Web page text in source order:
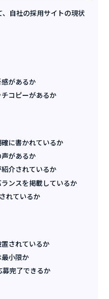
自社の採用サイトの現状
があるか
コピーがあるか
に書かれているか
があるか
介されているか
ンスを掲載しているか
れているか
されているか
小限か
完了できるか